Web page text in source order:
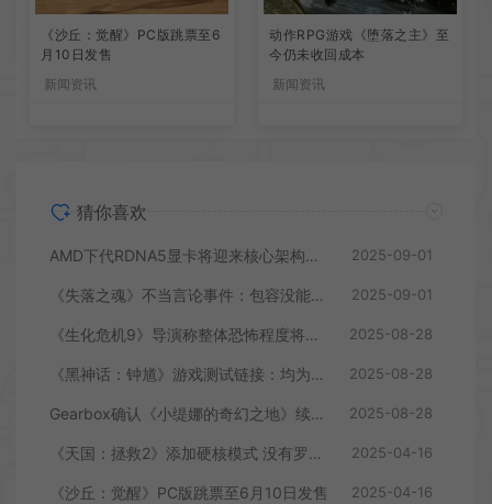
《沙丘：觉醒》PC版跳票至6
月10日发售
新闻资讯
动作RPG游戏《堕落之主》至
今仍未收回成本
新闻资讯
猜你喜欢
AMD下代RDNA5显卡将迎来核心架构大幅升级 2025-09-01
《失落之魂》不当言论事件：包容没能消解过激言论 2025-09-01
《生化危机9》导演称整体恐怖程度将进一步提升 2025-08-28
《黑神话：钟馗》游戏测试链接：均为骗子 2025-08-28
Gearbox确认《小缇娜的奇幻之地》续作正在开发中 2025-08-28
《天国：拯救2》添加硬核模式 没有罗盘和快速旅行 2025-04-16
《沙丘：觉醒》PC版跳票至6月10日发售 2025-04-16